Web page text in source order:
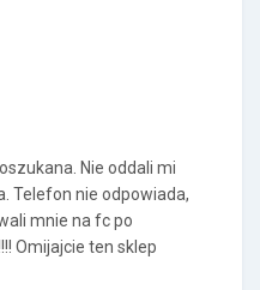
Nie oddali mi
Telefon nie odpowiada,
mnie na fc po
Omijajcie ten sklep